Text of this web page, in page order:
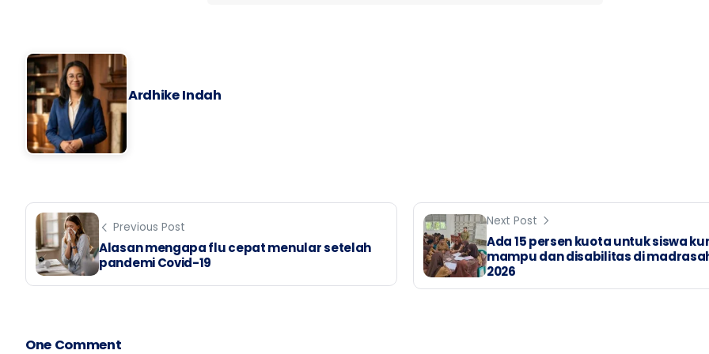
Ardhike Indah
Previous Post
Alasan mengapa flu cepat menular setelah
pandemi Covid-19
Next Post
Ada 15 persen kuota untuk siswa
mampu dan disabilitas di
2026
One Comment